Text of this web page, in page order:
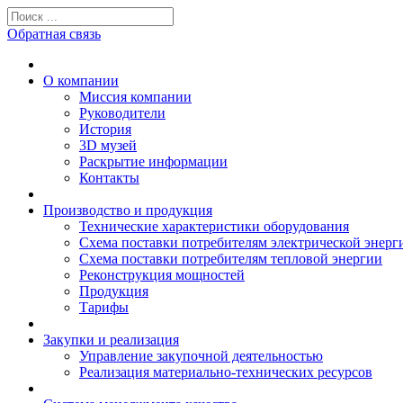
Обратная связь
О компании
Миссия компании
Руководители
История
3D музей
Раскрытие информации
Контакты
Производство и продукция
Технические характеристики оборудования
Схема поставки потребителям электрической
Схема поставки потребителям тепловой энергии
Реконструкция мощностей
Продукция
Тарифы
Закупки и реализация
Управление закупочной деятельностью
Реализация материально-технических ресурсов